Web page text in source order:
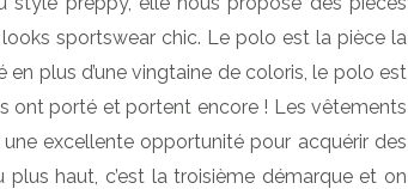
sportswear chic. Le polo est la pièce la
en plus d’une vingtaine de coloris, le polo est
ont porté et portent encore ! Les vêtements
excellente opportunité pour acquérir des
haut, c’est la troisième démarque et on